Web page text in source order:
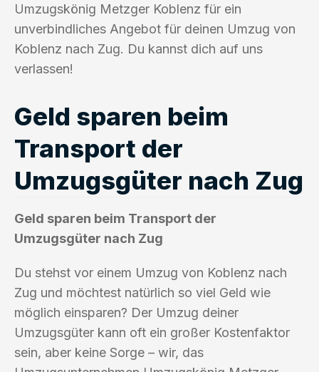
Umzugskönig Metzger Koblenz für ein
unverbindliches Angebot für deinen Umzug von
Koblenz nach Zug. Du kannst dich auf uns
verlassen!
Geld sparen beim
Transport der
Umzugsgüter nach Zug
Geld sparen beim Transport der
Umzugsgüter nach Zug
Du stehst vor einem Umzug von Koblenz nach
Zug und möchtest natürlich so viel Geld wie
möglich einsparen? Der Umzug deiner
Umzugsgüter kann oft ein großer Kostenfaktor
sein, aber keine Sorge – wir, das